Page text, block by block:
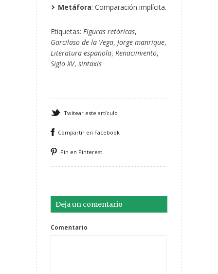
Metáfora: Comparación implícita.
Etiquetas: Figuras retóricas,
Garcilaso de la Vega, Jorge manrique,
Literatura española, Renacimiento,
Siglo XV, sintaxis
Twitear este artículo
Compartir en Facebook
Pin en Pinterest
Deja un comentario
Comentario